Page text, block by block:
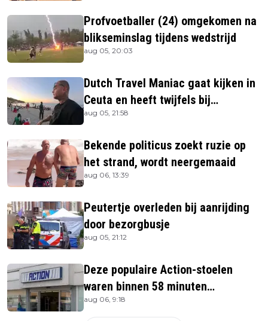
Profvoetballer (24) omgekomen na
blikseminslag tijdens wedstrijd
aug 05, 20:03
Dutch Travel Maniac gaat kijken in
Ceuta en heeft twijfels bij
berichtgeving media
aug 05, 21:58
Bekende politicus zoekt ruzie op
het strand, wordt neergemaaid
aug 06, 13:39
Peutertje overleden bij aanrijding
door bezorgbusje
aug 05, 21:12
Deze populaire Action-stoelen
waren binnen 58 minuten
uitverkocht zijn vandaag weer te
aug 06, 9:18